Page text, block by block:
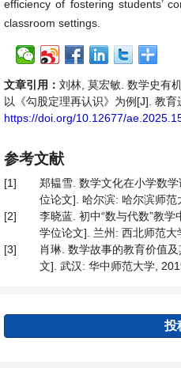
efficiency of fostering students’
classroom settings.
文章引用： 刘林, 莫宏敏. 数学史有
以《勾股定理再认识》为例[J]. 教
https://doi.org/10.12677/
参考文献
[1]
郑韫雪. 数学文化在小学数
位论文]. 哈尔滨: 哈尔滨师范
[2]
李晓蓝. 初中“数与代数”教
学位论文]. 兰州: 西北师范大
[3]
肖琳. 数学故事的教育价值
文]. 武汉: 华中师范大学,
投